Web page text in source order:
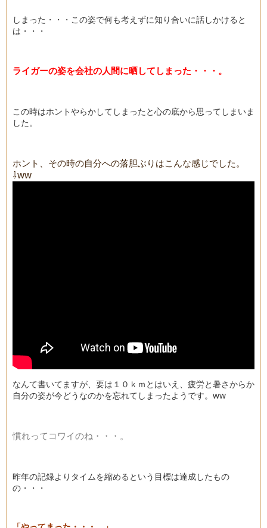
しまった・・・この姿で何も考えずに知り合いに話しかけると
は・・・
ライガーの姿を会社の人間に晒してしまった・・・。
この時はホントやらかしてしまったと心の底から思ってしまいま
した。
ホント、その時の自分への落胆ぶりはこんな感じでした。
⇩ww
なんて書いてますが、要は１０ｋｍとはいえ、疲労と暑さからか
自分の姿が今どうなのかを忘れてしまったようです。ww
慣れってコワイのね・・・。
昨年の記録よりタイムを縮めるという目標は達成したもの
の・・・